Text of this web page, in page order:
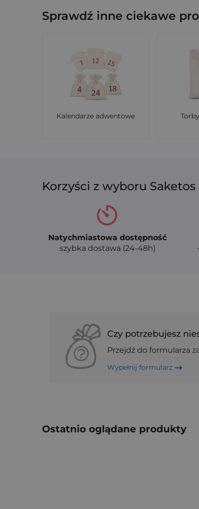
Sprawdź inne ciekawe
Kalendarze adwentowe
Korzyści z wyboru Saketos
Natychmiastowa dostępność
szybka dostawa (24-48h)
Czy potrzebujesz
Przejdź do formularza
Wypełnij formularz
Ostatnio oglądane produkty